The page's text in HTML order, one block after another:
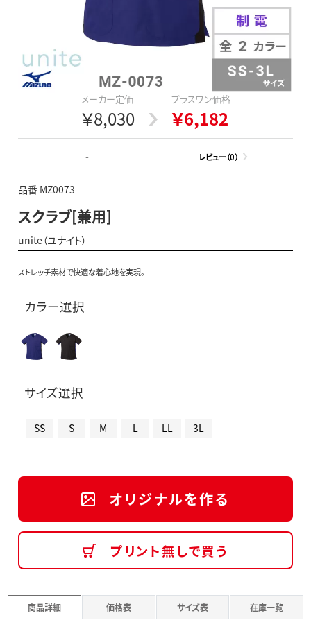
メーカー定価
￥8,030
プラスワン価格
￥6,182
- レビュー（0）
品番 MZ0073
スクラブ[兼用]
unite（ユナイト）
ストレッチ素材で快適な着心地を実現。
カラー選択
サイズ選択
SS S M L LL 3L
オリジナルを作る
プリント無しで買う
商品詳細 価格表 サイズ表 在庫一覧